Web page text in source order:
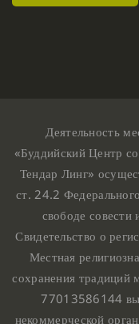
Деятельность
«Буддийский Центр
Тендар Линг»
ст. 24.2
свободе совести
Свидетельство о
Местная
сохранения традиций
77013586144
некоммерческой